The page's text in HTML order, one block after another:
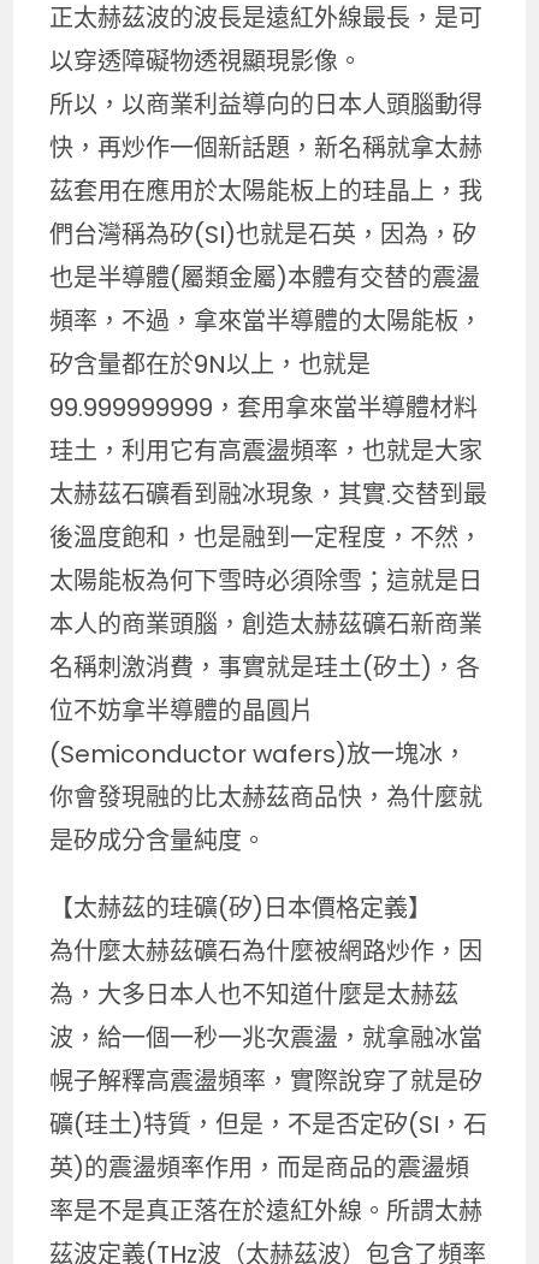
正太赫茲波的波長是遠紅外線最長，是可
以穿透障礙物透視顯現影像。
所以，以商業利益導向的日本人頭腦動得
快，再炒作一個新話題，新名稱就拿太赫
茲套用在應用於太陽能板上的珪晶上，我
們台灣稱為矽(SI)也就是石英，因為，矽
也是半導體(屬類金屬)本體有交替的震盪
頻率，不過，拿來當半導體的太陽能板，
矽含量都在於9N以上，也就是
99.999999999，套用拿來當半導體材料
珪土，利用它有高震盪頻率，也就是大家
太赫茲石礦看到融冰現象，其實.交替到最
後溫度飽和，也是融到一定程度，不然，
太陽能板為何下雪時必須除雪；這就是日
本人的商業頭腦，創造太赫茲礦石新商業
名稱刺激消費，事實就是珪土(矽土)，各
位不妨拿半導體的晶圓片
(Semiconductor wafers)放一塊冰，
你會發現融的比太赫茲商品快，為什麼就
是矽成分含量純度。
【太赫茲的珪礦(矽)日本價格定義】
為什麼太赫茲礦石為什麼被網路炒作，因
為，大多日本人也不知道什麼是太赫茲
波，給一個一秒一兆次震盪，就拿融冰當
幌子解釋高震盪頻率，實際說穿了就是矽
礦(珪土)特質，但是，不是否定矽(SI，石
英)的震盪頻率作用，而是商品的震盪頻
率是不是真正落在於遠紅外線。所謂太赫
茲波定義(THz波（太赫茲波）包含了頻率